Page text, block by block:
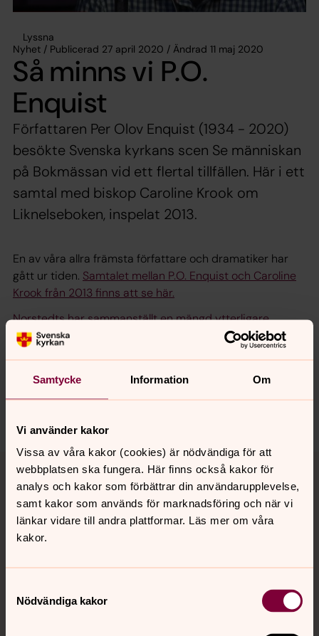
Samtycke Information Om
Vi använder kakor
Vissa av våra kakor (cookies) är nödvändiga för att
webbplatsen ska fungera. Här finns också kakor för
analys och kakor som förbättrar din användarupplevelse,
samt kakor som används för marknadsföring och när vi
länkar vidare till andra plattformar. Läs mer om våra
kakor.
Nödvändiga kakor
Lyssna
Nyhet / Publicerad 27 april 2020 / Ändrad 11 maj 2020
Så minns vi P.O.
Enquist
Författaren Per Olov Enquist (1934 - 2020)
besökte Svenska kyrkans scen Se människan
på Bokmässan vid ett flertal tillfällen. Här i ett
samtal med biskop Caroline Krook om
Liknelseboken, inspelat 2013.
En av våra allra främsta författare och dramatiker har
gått ur tiden. Samtalet mellan P.O. Enquist och Caroline
Krook från 2013 finns att se här.
Norstedts har sammanställt en mängd ytterligare
information, kommentarer och klipp.
Tillbaka till toppen
Tillbaka till innehållet
Kontakt